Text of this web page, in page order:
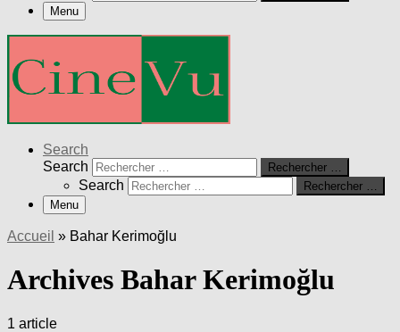
Menu
Search
Search
Rechercher …
Search
Rechercher …
Menu
Accueil » Bahar Kerimoğlu
Archives Bahar Kerimoğlu
1 article